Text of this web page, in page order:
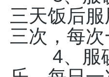
三天饭后
三次，每次
4、服碘